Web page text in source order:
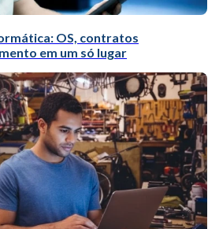
OS, contratos
em um só lugar